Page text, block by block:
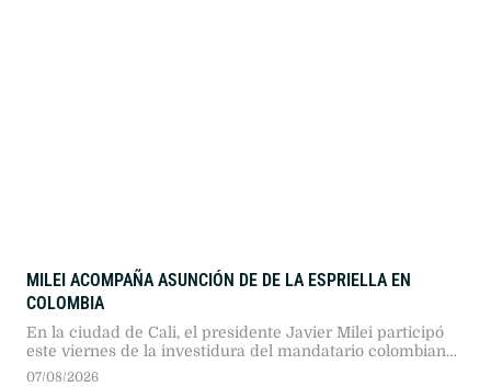
MILEI ACOMPAÑA ASUNCIÓN DE DE LA ESPRIELLA EN
COLOMBIA
En la ciudad de Cali, el presidente Javier Milei participó
este viernes de la investidura del mandatario colombiano
Abelardo De La Espriella, con el objetivo de consolidar un
07/08/2026